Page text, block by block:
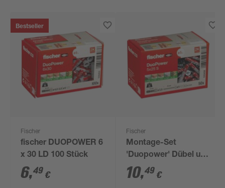
Bestseller
Fischer
fischer DUOPOWER 6
x 30 LD 100 Stück
6,49 €
Fischer
Montage-Set
'Duopower' Dübel und
Senkkopfschrauben,
Ø 5 x 25 mm, 100-
10,49 €